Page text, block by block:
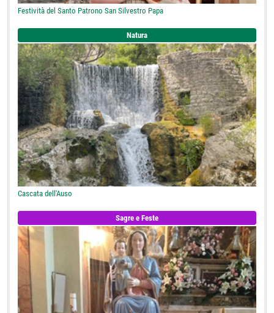
Festività del Santo Patrono San Silvestro Papa
Natura
Cascata dell'Auso
Sagre e Feste